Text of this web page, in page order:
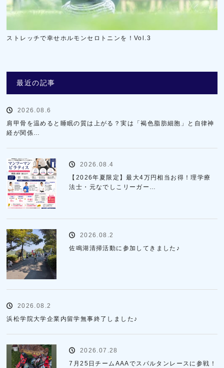
ストレッチで幸せホルモンセロトニンを！Vol.3
最近の記事
2026.08.6
肩甲骨を温めると睡眠の質は上がる？実は「褐色脂肪細胞」と自律神
経が関係…
2026.08.4
【2026年夏限定】最大4万円相当お得！理学療
法士・元なでしこリーガー…
2026.08.2
佐鳴湖清掃活動に参加してきました♪
2026.08.2
浜松学院大学企業内留学無事終了しました♪
2026.07.28
7月25日チームAAAでスパルタンレースに参戦！